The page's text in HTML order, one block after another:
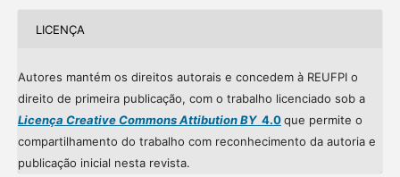
LICENÇA
Autores mantém os direitos autorais e concedem à REUFPI o
direito de primeira publicação, com o trabalho licenciado sob a
Licença Creative Commons Attibution BY4.0que permite o
compartilhamento do trabalho com reconhecimento da autoria e
publicação inicial nesta revista.